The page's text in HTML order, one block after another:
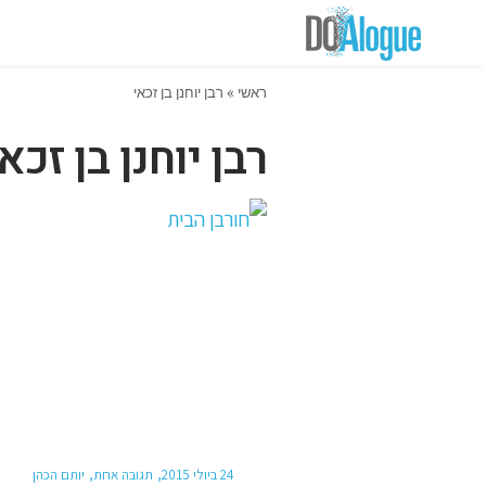
ראשי » רבן יוחנן בן זכאי
רבן יוחנן בן
24 ביולי 2015 תגובה אחת יותם הכהן